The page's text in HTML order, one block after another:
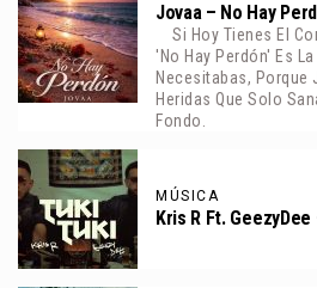
Jovaa – No Hay
Si Hoy Tienes El
'No Hay Perdón' Es
Necesitabas, Porque
Heridas Que Solo
Fondo.
MÚSICA
Kris R Ft.